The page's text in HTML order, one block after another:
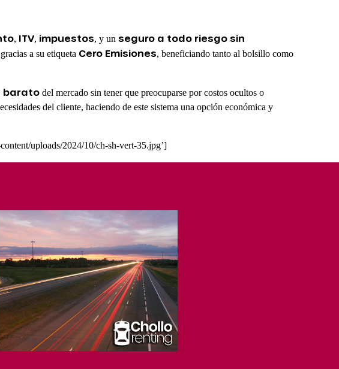
, ITV, impuestos, y un seguro a todo riesgo sin
a su etiqueta Cero Emisiones, beneficiando tanto al bolsillo como
barato del mercado sin tener que preocuparse por costos ocultos o
del cliente, haciendo de este sistema una opción económica y
uploads/2024/10/ch-sh-vert-35.jpg’]